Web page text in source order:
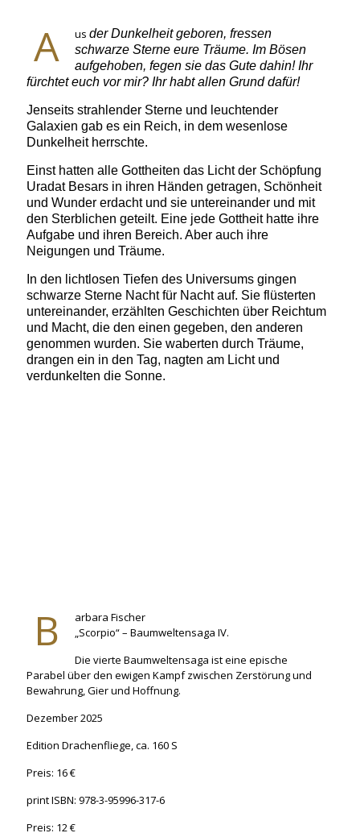
A us der Dunkelheit geboren, fressen
schwarze Sterne eure Träume. Im Bösen
aufgehoben, fegen sie das Gute dahin! Ihr
fürchtet euch vor mir? Ihr habt allen Grund dafür!
Jenseits strahlender Sterne und leuchtender
Galaxien gab es ein Reich, in dem wesenlose
Dunkelheit herrschte.
Einst hatten alle Gottheiten das Licht der Schöpfung
Uradat Besars in ihren Händen getragen, Schönheit
und Wunder erdacht und sie untereinander und mit
den Sterblichen geteilt. Eine jede Gottheit hatte ihre
Aufgabe und ihren Bereich. Aber auch ihre
Neigungen und Träume.
In den lichtlosen Tiefen des Universums gingen
schwarze Sterne Nacht für Nacht auf. Sie flüsterten
untereinander, erzählten Geschichten über Reichtum
und Macht, die den einen gegeben, den anderen
genommen wurden. Sie waberten durch Träume,
drangen ein in den Tag, nagten am Licht und
verdunkelten die Sonne.
B
arbara Fischer
„Scorpio“ – Baumweltensaga IV.
Die vierte Baumweltensaga ist eine epische
Parabel über den ewigen Kampf zwischen Zerstörung und
Bewahrung, Gier und Hoffnung.
Dezember 2025
Edition Drachenfliege, ca. 160 S
Preis: 16 €
print ISBN: 978-3-95996-317-6
Preis: 12 €